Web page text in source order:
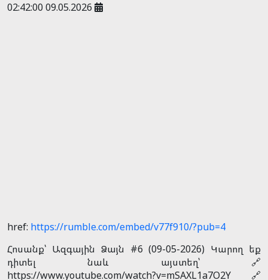
02:42:00 09.05.2026
href: https://rumble.com/embed/v77f910/?pub=4
Հոսանք՝ Ազգային Ձայն #6 (09-05-2026) Կարող եք
դիտել նաև այստեղ՝ 🔗
https://www.youtube.com/watch?v=mSAXL1a7O2Y 🔗